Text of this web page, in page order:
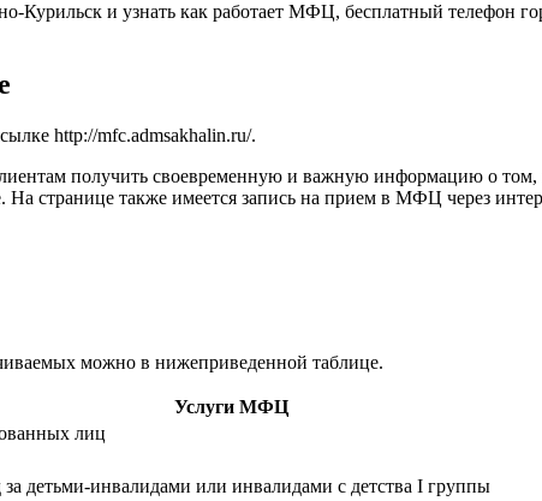
и узнать как работает МФЦ, бесплатный телефон
http://mfc.admsakhalin.ru/.
получить своевременную и важную информацию о
странице также имеется запись на прием в МФЦ через
можно в нижеприведенной таблице.
Услуги МФЦ
лиц
детьми-инвалидами или инвалидами с детства I группы